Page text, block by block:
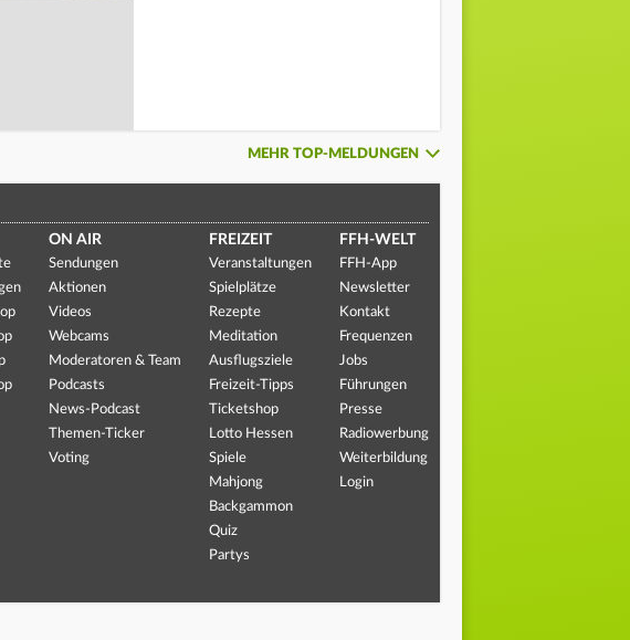
MEHR TOP-MELDUNGEN
ON AIR
Sendungen
Aktionen
Videos
Webcams
Moderatoren & Team
Podcasts
News-Podcast
Themen-Ticker
Voting
FREIZEIT
Veranstaltungen
Spielplätze
Rezepte
Meditation
Ausflugsziele
Freizeit-Tipps
Ticketshop
Lotto Hessen
Spiele
Mahjong
Backgammon
Quiz
Partys
FFH-WELT
FFH-App
Newsletter
Kontakt
Frequenzen
Jobs
Führungen
Presse
Radiowerbung
Weiterbildung
Login